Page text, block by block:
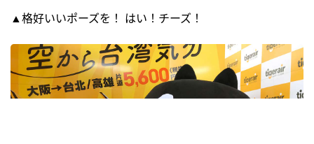
▲格好いいポーズを！ はい！チーズ！